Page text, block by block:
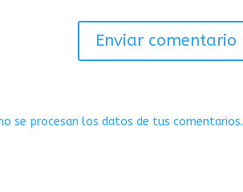
se procesan los datos de tus comentarios.